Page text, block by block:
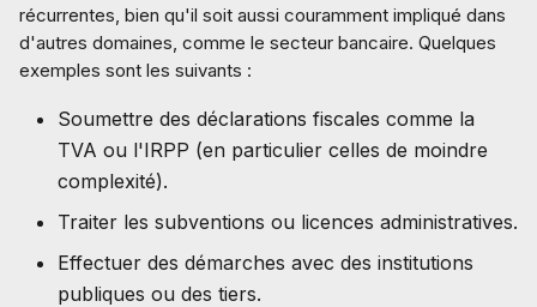
récurrentes, bien qu'il soit aussi couramment impliqué dans
d'autres domaines, comme le secteur bancaire. Quelques
exemples sont les suivants :
Soumettre des déclarations fiscales comme la
TVA ou l'IRPP (en particulier celles de moindre
complexité).
Traiter les subventions ou licences administratives.
Effectuer des démarches avec des institutions
publiques ou des tiers.